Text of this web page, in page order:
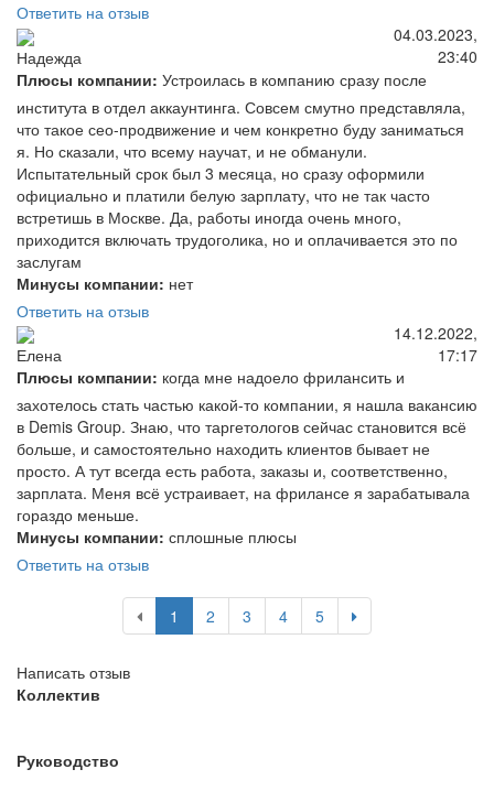
Ответить на отзыв
Надежда
04.03.2023,
23:40
Плюсы компании: Устроилась в компанию сразу после
института в отдел аккаунтинга. Совсем смутно представляла,
что такое сео-продвижение и чем конкретно буду заниматься
я. Но сказали, что всему научат, и не обманули.
Испытательный срок был 3 месяца, но сразу оформили
официально и платили белую зарплату, что не так часто
встретишь в Москве. Да, работы иногда очень много,
приходится включать трудоголика, но и оплачивается это по
заслугам
Минусы компании: нет
Ответить на отзыв
Елена
14.12.2022,
17:17
Плюсы компании: когда мне надоело фрилансить и
захотелось стать частью какой-то компании, я нашла вакансию
в Demis Group. Знаю, что таргетологов сейчас становится всё
больше, и самостоятельно находить клиентов бывает не
просто. А тут всегда есть работа, заказы и, соответственно,
зарплата. Меня всё устраивает, на фрилансе я зарабатывала
гораздо меньше.
Минусы компании: сплошные плюсы
Ответить на отзыв
1 2 3 4 5
Написать отзыв
Коллектив
Руководство